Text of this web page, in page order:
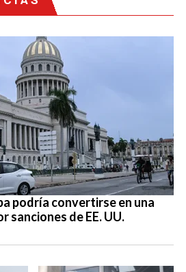
podría convertirse en una
sanciones de EE. UU.